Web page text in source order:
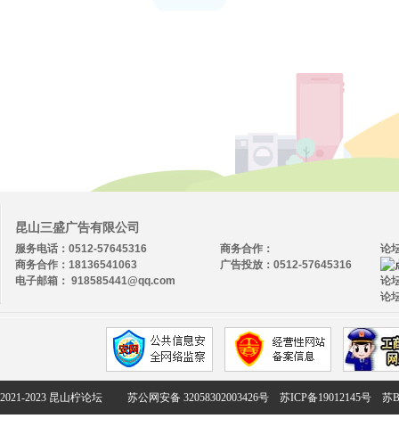
昆山三盛广告有限公司
服务电话：0512-57645316
商务合作：18136541063
电子邮箱： 918585441@qq.com
论
论
论
商务合作：
广告投放：0512-57645316
2021-2023 昆山柠论坛 苏公网安备 32058302003426号 苏ICP备19012145号 苏